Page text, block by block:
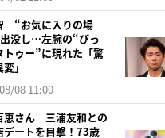
“お気に入りの場
没し…左腕の“びっ
トゥー”に現れた「驚
」
08 11:00
恵さん 三浦友和との
デートを目撃！73歳